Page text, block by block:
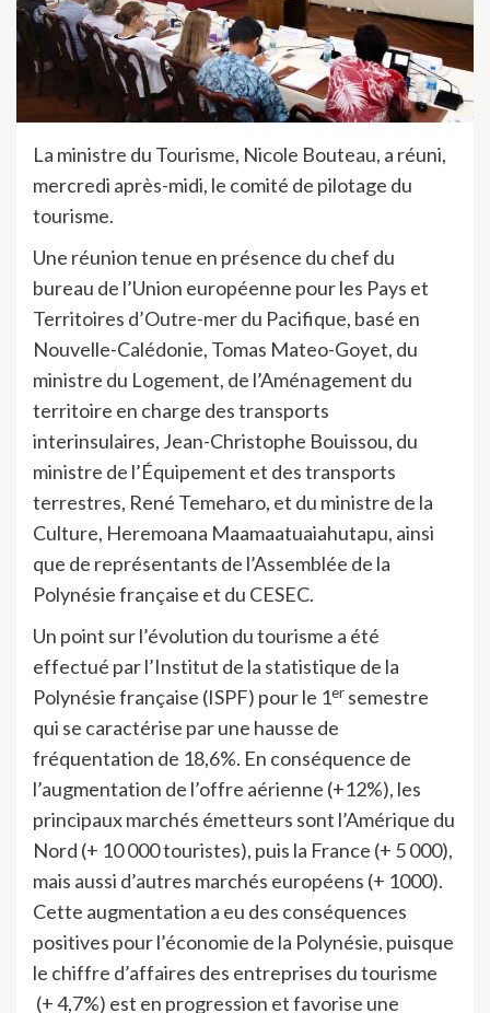
La ministre du Tourisme, Nicole Bouteau, a réuni,
mercredi après-midi, le comité de pilotage du
tourisme.
Une réunion tenue en présence du chef du
bureau de l’Union européenne pour les Pays et
Territoires d’Outre-mer du Pacifique, basé en
Nouvelle-Calédonie, Tomas Mateo-Goyet, du
ministre du Logement, de l’Aménagement du
territoire en charge des transports
interinsulaires, Jean-Christophe Bouissou, du
ministre de l’Équipement et des transports
terrestres, René Temeharo, et du ministre de la
Culture, Heremoana Maamaatuaiahutapu, ainsi
que de représentants de l’Assemblée de la
Polynésie française et du CESEC.
Un point sur l’évolution du tourisme a été
effectué par l’Institut de la statistique de la
Polynésie française (ISPF) pour le 1er semestre
qui se caractérise par une hausse de
fréquentation de 18,6%. En conséquence de
l’augmentation de l’offre aérienne (+12%), les
principaux marchés émetteurs sont l’Amérique du
Nord (+ 10 000 touristes), puis la France (+ 5 000),
mais aussi d’autres marchés européens (+ 1000).
Cette augmentation a eu des conséquences
positives pour l’économie de la Polynésie, puisque
le chiffre d’affaires des entreprises du tourisme
(+ 4,7%) est en progression et favorise une